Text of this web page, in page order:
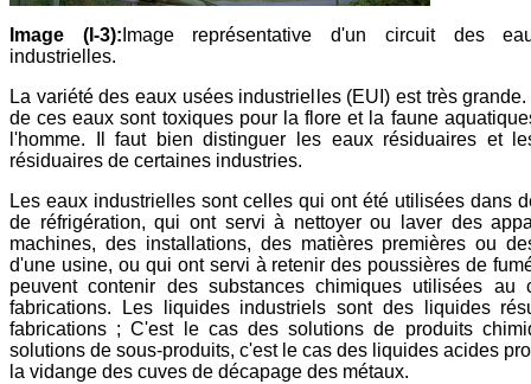
Image (I-3): Image représentative d'un circuit des
industrielles.
La variété des eaux usées industrielles (EUI) est très
de ces eaux sont toxiques pour la flore et la faune
l'homme. Il faut bien distinguer les eaux résiduaires et
résiduaires de certaines industries.
Les eaux industrielles sont celles qui ont été utilisées dans
de réfrigération, qui ont servi à nettoyer ou laver des
machines, des installations, des matières premières ou
d'une usine, ou qui ont servi à retenir des poussières de
peuvent contenir des substances chimiques utilisées au
fabrications. Les liquides industriels sont des liquides
fabrications ; C'est le cas des solutions de produits
solutions de sous-produits, c'est le cas des liquides acides
la vidange des cuves de décapage des métaux.